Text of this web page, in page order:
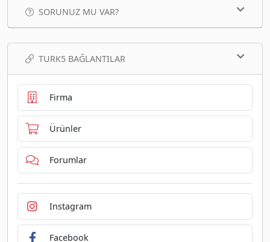
SORUNUZ MU VAR?
TURK5 BAĞLANTILAR
Firma
Ürünler
Forumlar
Instagram
Facebook